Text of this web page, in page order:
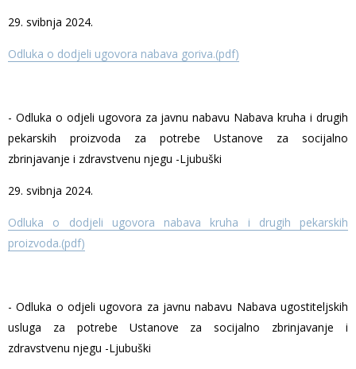
29. svibnja 2024.
Odluka o dodjeli ugovora nabava goriva.(pdf)
- Odluka o odjeli ugovora za javnu nabavu Nabava kruha i drugih
pekarskih proizvoda za potrebe Ustanove za socijalno
zbrinjavanje i zdravstvenu njegu -Ljubuški
29. svibnja 2024.
Odluka o dodjeli ugovora nabava kruha i drugih pekarskih
proizvoda.(pdf)
- Odluka o odjeli ugovora za javnu nabavu Nabava ugostiteljskih
usluga za potrebe Ustanove za socijalno zbrinjavanje i
zdravstvenu njegu -Ljubuški